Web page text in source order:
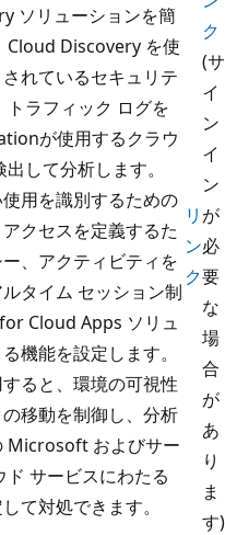
ソリューションを簡
Cloud Discovery を使
れているセキュリテ
トラフィック ログを
が使用するクラウ
して分析します。
用を識別するための
クセスを定義するた
、アクティビティを
タイム セッション制
Cloud Apps ソリュ
機能を設定します。
ると、環境の可視性
移動を制御し、分析
Microsoft およびサー
ド サービスにわたる
て対処できます。
リ
ン
ク
ク
(サ
イ
ン
イ
ン
が
必
要
な
場
合
が
あ
り
ま
す)